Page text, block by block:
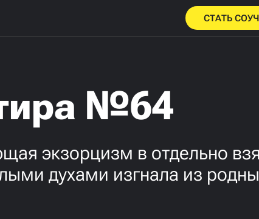
СТАТЬ
№64
экзорцизм в отдельно
духами изгнала из